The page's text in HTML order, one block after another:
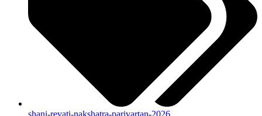
shani-revati-nakshatra-parivartan-2026